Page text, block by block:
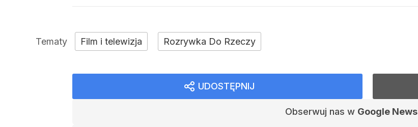
Film i telewizja Rozrywka Do Rzeczy
UDOSTĘPNIJ
Obserwuj nas w Google News